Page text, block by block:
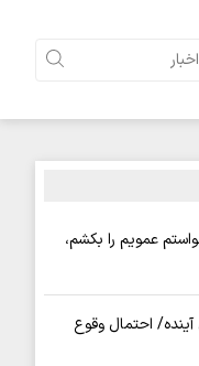
عمویم را بکشم،
احتمال وقوع